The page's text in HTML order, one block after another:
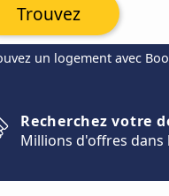
un logement avec
Trouvez
Recherchez votre
Millions d'offres dans